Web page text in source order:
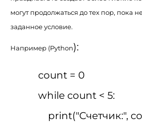
могут продолжаться до тех пор, пока
заданное условие.
Например (Python):
count = 0
while count < 5:
print("Счетчик:",